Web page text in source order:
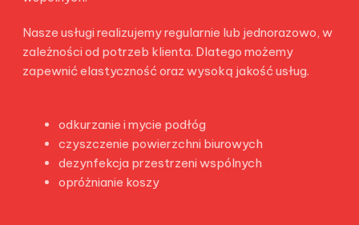
Nasze usługi realizujemy regularnie lub jednorazowo, w
zależności od potrzeb klienta. Dlatego możemy
zapewnić elastyczność oraz wysoką jakość usług.
odkurzanie i mycie podłóg
czyszczenie powierzchni biurowych
dezynfekcja przestrzeni wspólnych
opróżnianie koszy